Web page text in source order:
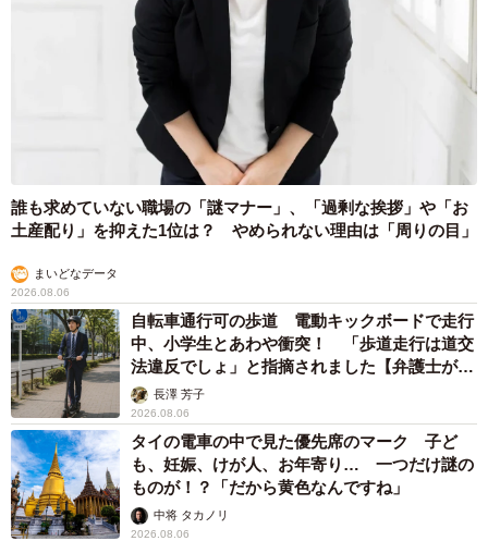
誰も求めていない職場の「謎マナー」、「過剰な挨拶」や「お
土産配り」を抑えた1位は？ やめられない理由は「周りの目」
まいどなデータ
2026.08.06
自転車通行可の歩道 電動キックボードで走行
中、小学生とあわや衝突！ 「歩道走行は道交
法違反でしょ」と指摘されました【弁護士が解
説】長澤 芳子
2026.08.06
タイの電車の中で見た優先席のマーク 子ど
も、妊娠、けが人、お年寄り… 一つだけ謎の
ものが！？「だから黄色なんですね」
中将 タカノリ
2026.08.06